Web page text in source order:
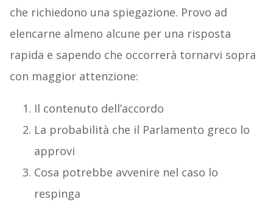
che richiedono una spiegazione. Provo ad
elencarne almeno alcune per una risposta
rapida e sapendo che occorrerà tornarvi sopra
con maggior attenzione:
Il contenuto dell’accordo
La probabilità che il Parlamento greco lo
approvi
Cosa potrebbe avvenire nel caso lo
respinga